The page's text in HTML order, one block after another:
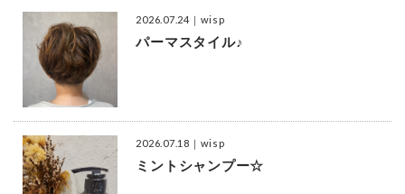
2026.07.24 ｜wisp
パーマスタイル♪
2026.07.18 ｜wisp
ミントシャンプー☆